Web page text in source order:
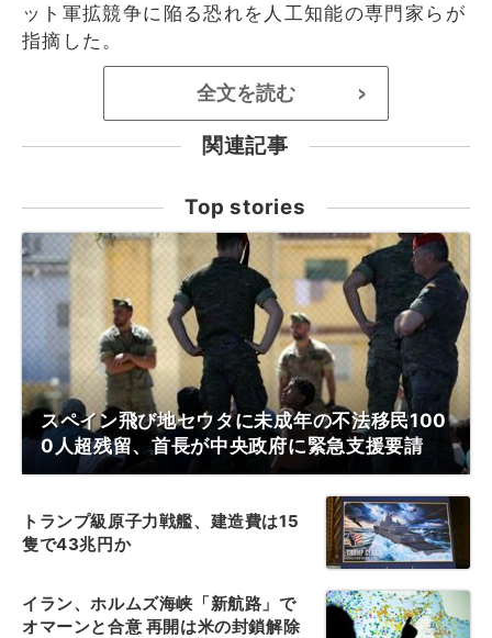
ット軍拡競争に陥る恐れを人工知能の専門家らが
指摘した。
全文を読む >
関連記事
Top stories
スペイン飛び地セウタに未成年の不法移民100
0人超残留、首長が中央政府に緊急支援要請
トランプ級原子力戦艦、建造費は15
隻で43兆円か
イラン、ホルムズ海峡「新航路」で
オマーンと合意 再開は米の封鎖解除